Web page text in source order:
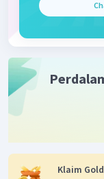
Beri
Klaim